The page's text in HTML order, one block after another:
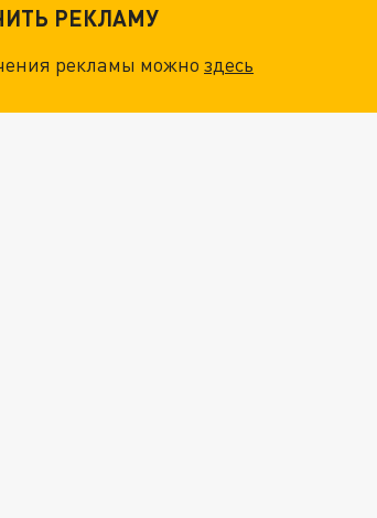
РЕКЛАМУ
рекламы можноздесь